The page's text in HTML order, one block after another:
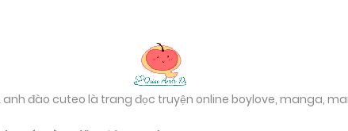
anh đào cuteo là trang đọc truyện online boylove, manga,